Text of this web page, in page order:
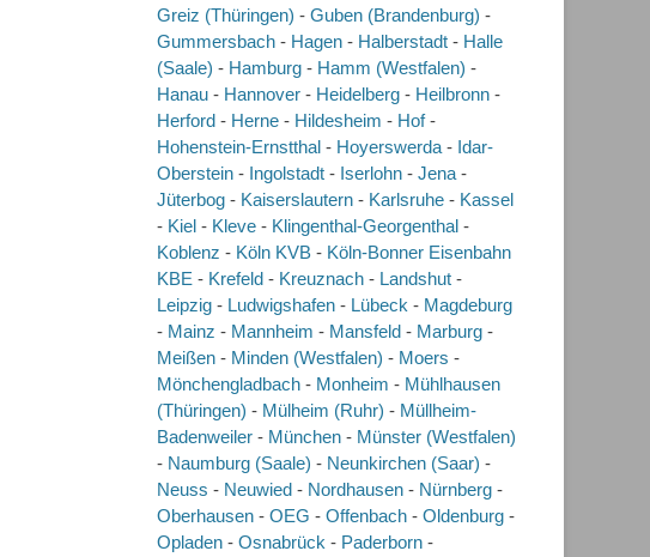
Greiz (Thüringen) - Guben (Brandenburg) -
Gummersbach - Hagen - Halberstadt - Halle
(Saale) - Hamburg - Hamm (Westfalen) -
Hanau - Hannover - Heidelberg - Heilbronn -
Herford - Herne - Hildesheim - Hof-
Hohenstein-Ernstthal - Hoyerswerda - Idar-
Oberstein - Ingolstadt - Iserlohn - Jena -
Jüterbog - Kaiserslautern - Karlsruhe - Kassel
- Kiel - Kleve - Klingenthal-Georgenthal -
Koblenz - Köln KVB - Köln-Bonner Eisenbahn
KBE - Krefeld - Kreuznach - Landshut -
Leipzig - Ludwigshafen - Lübeck - Magdeburg
- Mainz - Mannheim - Mansfeld - Marburg -
Meißen - Minden (Westfalen) - Moers -
Mönchengladbach - Monheim - Mühlhausen
(Thüringen) - Mülheim (Ruhr) - Müllheim-
Badenweiler - München - Münster (Westfalen)
- Naumburg (Saale) - Neunkirchen (Saar) -
Neuss - Neuwied - Nordhausen - Nürnberg -
Oberhausen - OEG - Offenbach - Oldenburg -
Opladen - Osnabrück - Paderborn -